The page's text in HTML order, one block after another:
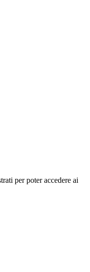
per poter accedere ai